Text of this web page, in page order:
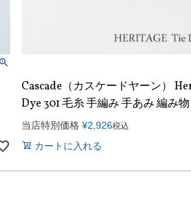
Cascade（カスケードヤーン）
Dye 301 毛糸 手編み 手あみ 編み物
当店特別価格 ¥2,926税込
カートに入れる